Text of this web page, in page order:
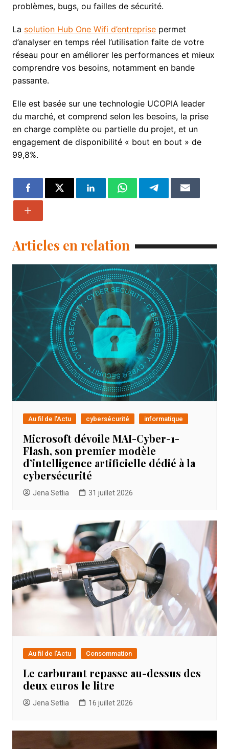
problèmes, bugs, ou failles de sécurité.
La solution Hub One Wifi d’entreprisepermet
d’analyser en temps réel l’utilisation faite de votre
réseau pour en améliorer les performances et mieux
comprendre vos besoins, notamment en bande
passante.
Elle est basée sur une technologie UCOPIA leader
du marché, et comprend selon les besoins, la prise
en charge complète ou partielle du projet, et un
engagement de disponibilité « bout en bout » de
99,8%.
Articles en relation
Au fil de l'Actu cybersécurité informatique
Microsoft dévoile MAI-Cyber-1-
Flash, son premier modèle
d’intelligence artificielle dédié à la
cybersécurité
Jena Setlia 31 juillet 2026
Au fil de l'Actu Consommation
Le carburant repasse au-dessus des
deux euros le litre
Jena Setlia 16 juillet 2026